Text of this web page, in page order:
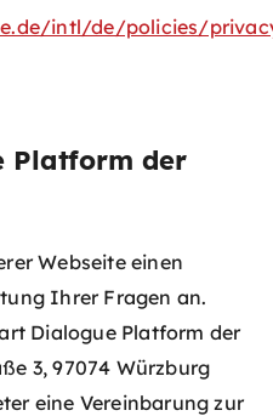
intl/de/policies/
Platform der
Webseite einen
Ihrer Fragen an.
Dialogue Platform der
3, 97074 Würzburg
eine Vereinbarung zur